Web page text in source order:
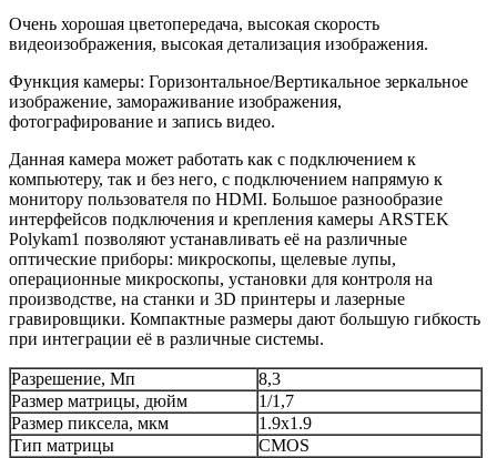
Очень хорошая цветопередача, высокая скорость
видеоизображения, высокая детализация изображения.
Функция камеры: Горизонтальное/Вертикальное зеркальное
изображение, замораживание изображения,
фотографирование и запись видео.
Данная камера может работать как с подключением к
компьютеру, так и без него, с подключением напрямую к
монитору пользователя по HDMI. Большое разнообразие
интерфейсов подключения и крепления камеры ARSTEK
Polykam1 позволяют устанавливать её на различные
оптические приборы: микроскопы, щелевые лупы,
операционные микроскопы, установки для контроля на
производстве, на станки и 3D принтеры и лазерные
гравировщики. Компактные размеры дают большую гибкость
при интеграции её в различные системы.
Разрешение, Мп
8,3
Размер матрицы, дюйм
1/1,7
Размер пиксела, мкм
1.9x1.9
Тип матрицы
CMOS